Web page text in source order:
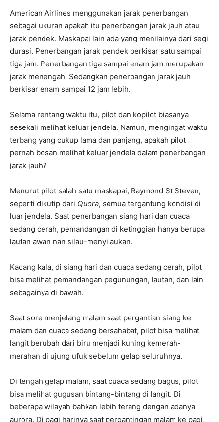
American Airlines menggunakan jarak penerbangan
sebagai ukuran apakah itu penerbangan jarak jauh atau
jarak pendek. Maskapai lain ada yang menilainya dari segi
durasi. Penerbangan jarak pendek berkisar satu sampai
tiga jam. Penerbangan tiga sampai enam jam merupakan
jarak menengah. Sedangkan penerbangan jarak jauh
berkisar enam sampai 12 jam lebih.
Selama rentang waktu itu, pilot dan kopilot biasanya
sesekali melihat keluar jendela. Namun, mengingat waktu
terbang yang cukup lama dan panjang, apakah pilot
pernah bosan melihat keluar jendela dalam penerbangan
jarak jauh?
Menurut pilot salah satu maskapai, Raymond St Steven,
seperti dikutip dari Quora, semua tergantung kondisi di
luar jendela. Saat penerbangan siang hari dan cuaca
sedang cerah, pemandangan di ketinggian hanya berupa
lautan awan nan silau-menyilaukan.
Kadang kala, di siang hari dan cuaca sedang cerah, pilot
bisa melihat pemandangan pegunungan, lautan, dan lain
sebagainya di bawah.
Saat sore menjelang malam saat pergantian siang ke
malam dan cuaca sedang bersahabat, pilot bisa melihat
langit berubah dari biru menjadi kuning kemerah-
merahan di ujung ufuk sebelum gelap seluruhnya.
Di tengah gelap malam, saat cuaca sedang bagus, pilot
bisa melihat gugusan bintang-bintang di langit. Di
beberapa wilayah bahkan lebih terang dengan adanya
aurora. Di pagi harinya saat pergantingan malam ke pagi,